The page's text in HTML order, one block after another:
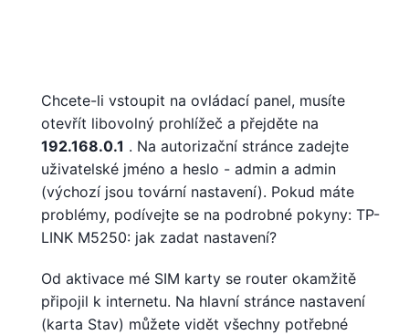
Chcete-li vstoupit na ovládací panel, musíte
otevřít libovolný prohlížeč a přejděte na
192.168.0.1 . Na autorizační stránce zadejte
uživatelské jméno a heslo - admin a admin
(výchozí jsou tovární nastavení). Pokud máte
problémy, podívejte se na podrobné pokyny: TP-
LINK M5250: jak zadat nastavení?
Od aktivace mé SIM karty se router okamžitě
připojil k internetu. Na hlavní stránce nastavení
(karta Stav) můžete vidět všechny potřebné